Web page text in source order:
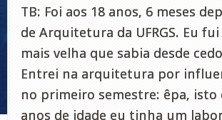
TB: Foi aos 18 anos, 6 meses
de Arquitetura da UFRGS. Eu
mais velha que sabia desde
Entrei na arquitetura por
no primeiro semestre: êpa, isto
anos de idade eu tinha um